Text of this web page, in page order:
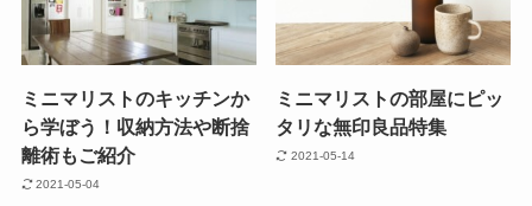
ミニマリストのキッチンか
ら学ぼう！収納方法や断捨
離術もご紹介
2021-05-04
ミニマリストの部屋にピッ
タリな無印良品特集
2021-05-14